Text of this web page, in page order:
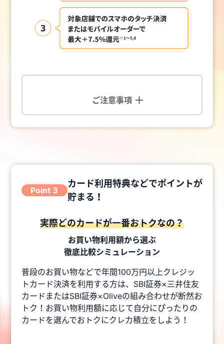
ご注意事項
Point 3
カード利用特典などでポイントが
貯まる！
実際どのカードが一番おトクなの？
お買い物利用額から選ぶ
徹底比較シミュレーション
普段のお買い物などで年間100万円以上クレジッ
トカード決済を利用する方は、SBI証券×三井住友
カードまたはSBI証券×Oliveの組み合わせが断然お
トク！お買い物利用額に応じて自分にぴったりの
カードを選んでおトクにクレカ積立をしよう！